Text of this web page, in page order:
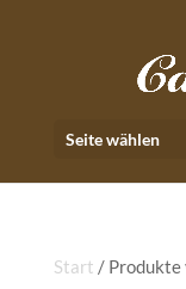
Seite wählen
Start / Produkte